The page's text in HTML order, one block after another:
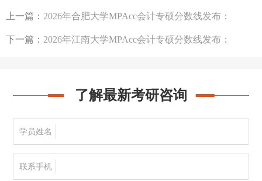
上一篇： 2026年合肥大学MPAcc会计专硕分数线发布：
224/102/51
下一篇： 2026年江南大学MPAcc会计专硕分数线发布：
了解最新考研咨询
学员姓名
联系手机